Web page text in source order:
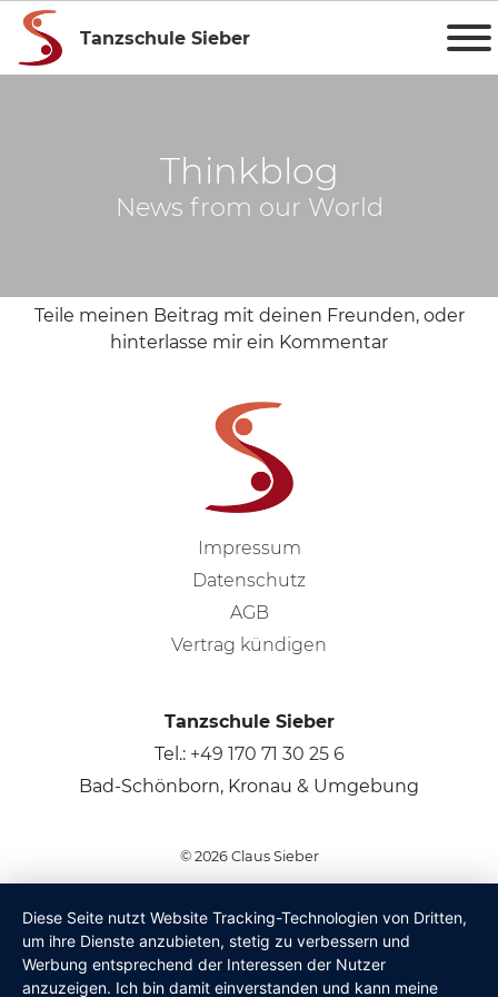
Tanzschule Sieber
Thinkblog
News from our World
Teile meinen Beitrag mit deinen Freunden, oder
hinterlasse mir ein Kommentar
Diese Seite nutzt Website Tracking-Technologien von Dritten,
um ihre Dienste anzubieten, stetig zu verbessern und
Werbung entsprechend der Interessen der Nutzer
anzuzeigen. Ich bin damit einverstanden und kann meine
Impressum
Datenschutz
AGB
Vertrag kündigen
Tanzschule Sieber
Tel.: +49 170 71 30 25 6
Bad-Schönborn, Kronau & Umgebung
© 2026 Claus Sieber